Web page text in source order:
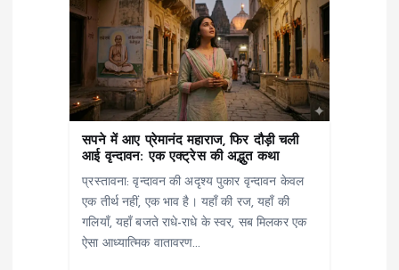
सपने में आए प्रेमानंद महाराज, फिर दौड़ी चली
आई वृन्दावन: एक एक्ट्रेस की अद्भुत कथा
प्रस्तावना: वृन्दावन की अदृश्य पुकार वृन्दावन केवल
एक तीर्थ नहीं, एक भाव है। यहाँ की रज, यहाँ की
गलियाँ, यहाँ बजते राधे-राधे के स्वर, सब मिलकर एक
ऐसा आध्यात्मिक वातावरण…